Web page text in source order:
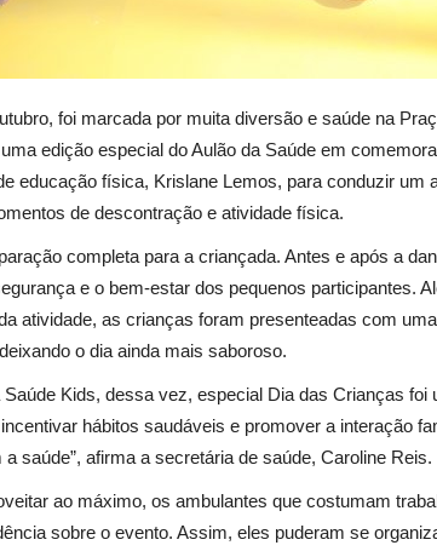
foi marcada por muita diversão e saúde na
edição especial do Aulão da Saúde em
educação física, Krislane Lemos, para conduzir um
de descontração e atividade física.
completa para a criançada. Antes e após a
e o bem-estar dos pequenos participantes.
atividade, as crianças foram presenteadas com
o dia ainda mais saboroso.
Saúde Kids, dessa vez, especial Dia das Crianças
hábitos saudáveis e promover a interação
saúde”, afirma a secretária de saúde, Caroline Reis.
ao máximo, os ambulantes que costumam
sobre o evento. Assim, eles puderam se